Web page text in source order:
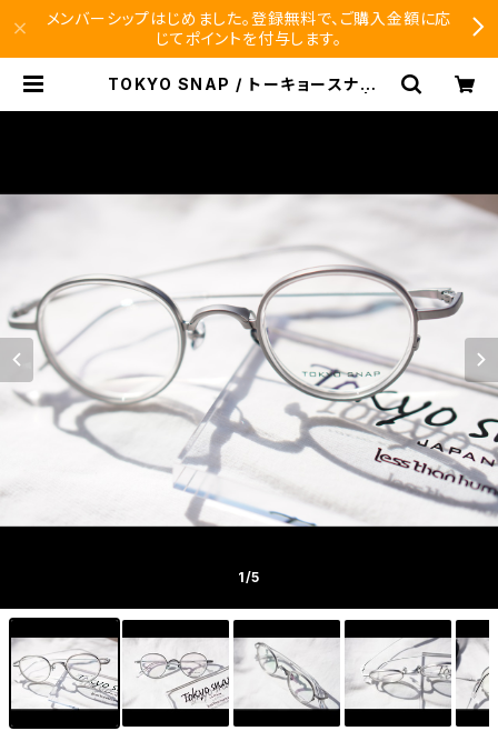
メンバーシップはじめました。登録無料で、ご購入金額に応
じてポイントを付与します。
TOKYO SNAP / トーキョースナップ
1/5